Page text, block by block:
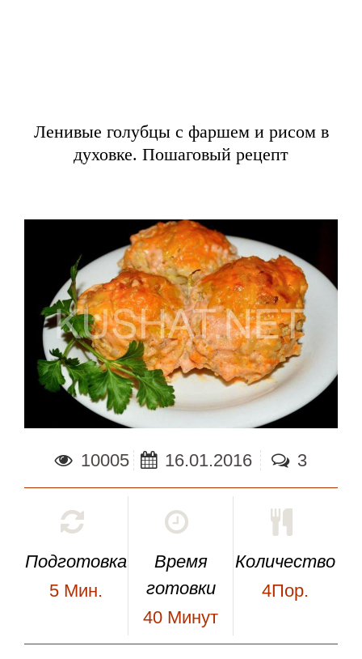
Ленивые голубцы с фаршем и рисом в
духовке. Пошаговый рецепт
10005 16.01.2016 3
Подготовка
5 Мин.
Время
готовки
40 Минут
Количество
4Пор.